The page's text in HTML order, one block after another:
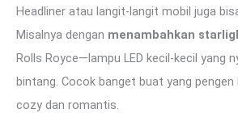
Headliner atau langit-langit mobil juga
Misalnya dengan menambahkan
Rolls Royce—lampu LED kecil-kecil yang
bintang. Cocok banget buat yang pengen
cozy dan romantis.